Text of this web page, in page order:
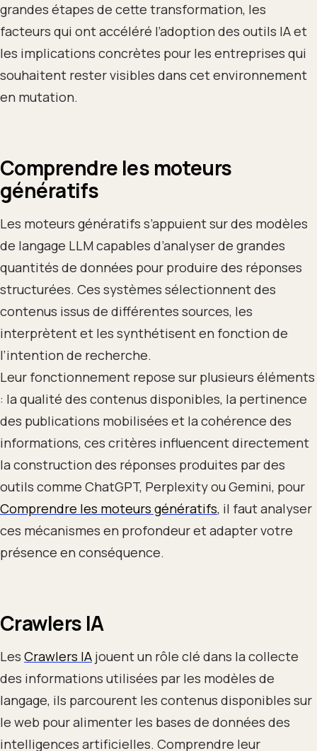
grandes étapes de cette transformation, les
facteurs qui ont accéléré l’adoption des outils IA et
les implications concrètes pour les entreprises qui
souhaitent rester visibles dans cet environnement
en mutation.
Comprendre les moteurs
génératifs
Les moteurs génératifs s’appuient sur des modèles
de langage LLM capables d’analyser de grandes
quantités de données pour produire des réponses
structurées. Ces systèmes sélectionnent des
contenus issus de différentes sources, les
interprètent et les synthétisent en fonction de
l’intention de recherche.
Leur fonctionnement repose sur plusieurs éléments
: la qualité des contenus disponibles, la pertinence
des publications mobilisées et la cohérence des
informations, ces critères influencent directement
la construction des réponses produites par des
outils comme ChatGPT, Perplexity ou Gemini, pour
Comprendre les moteurs génératifs, il faut analyser
ces mécanismes en profondeur et adapter votre
présence en conséquence.
Crawlers IA
Les Crawlers IA jouent un rôle clé dans la collecte
des informations utilisées par les modèles de
langage, ils parcourent les contenus disponibles sur
le web pour alimenter les bases de données des
intelligences artificielles. Comprendre leur